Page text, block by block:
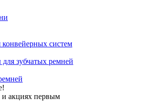
систем
зубчатых ремней
и акциях первым